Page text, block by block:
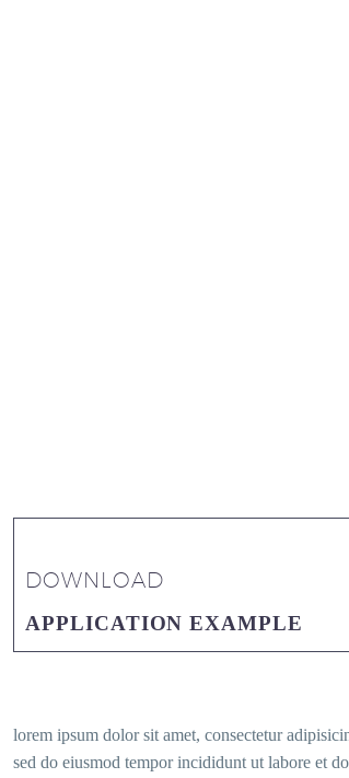
DOWNLOAD
APPLICATION EXAMPLE
lorem ipsum dolor sit amet, consectetur
sed do eiusmod tempor incididunt ut labore et